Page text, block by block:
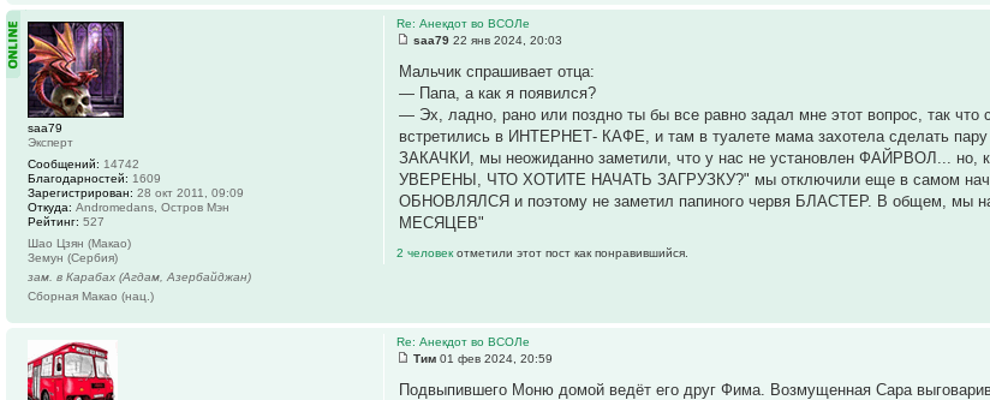
Re: Анекдот во ВСОЛе
saa79 22 янв 2024, 20:03
Мальчик спрашивает отца:
— Папа, а как я появился?
— Эх, ладно, рано или поздно ты бы все равно задал мне этот вопрос, так
встретились в ИНТЕРНЕТ- КАФЕ, и там в туалете мама захотела сделать
ЗАКАЧКИ, мы неожиданно заметили, что у нас не установлен ФАЙРВОЛ... но,
УВЕРЕНЫ, ЧТО ХОТИТЕ НАЧАТЬ ЗАГРУЗКУ?" мы отключили еще в самом
ОБНОВЛЯЛСЯ и поэтому не заметил папиного червя БЛАСТЕР. В общем,
МЕСЯЦЕВ"
2 человекотметили этот пост как понравившийся.
saa79
Эксперт
Сообщений: 14742
Благодарностей: 1609
Зарегистрирован: 28 окт 2011, 09:09
Откуда: Andromedans, Остров Мэн
Рейтинг: 527
Шао Цзян (Макао)
Земун (Сербия)
зам. в Карабах (Агдам, Азербайджан)
Сборная Макао (нац.)
Re: Анекдот во ВСОЛе
Тим 01 фев 2024, 20:59
Подвыпившего Моню домой ведёт его друг Фима. Возмущенная Сара